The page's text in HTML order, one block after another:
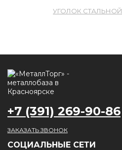
УГОЛОК СТАЛЬНОЙ
+7 (391) 269-90-86
ЗАКАЗАТЬ ЗВОНОК
CОЦИАЛЬНЫЕ СЕТИ